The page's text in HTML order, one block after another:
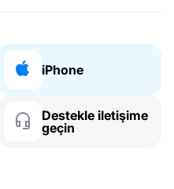
iPhone
Destekle iletişime
geçin